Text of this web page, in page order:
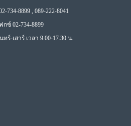
734-8899 , 089-222-8041
กซ์ 02-734-8899
ร์-เสาร์ เวลา 9.00-17.30 น.